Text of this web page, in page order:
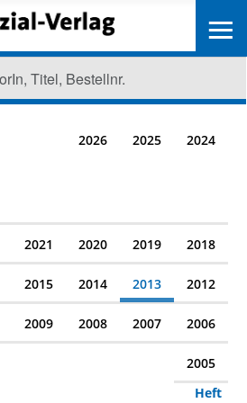
2026 2025 2024
2021 2020 2019 2018
2015 2014 2013 2012
2009 2008 2007 2006
2005
Heft
≡